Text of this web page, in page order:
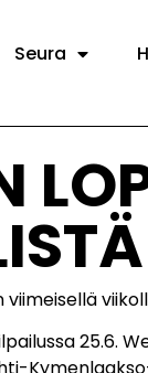
Seura
25.6.